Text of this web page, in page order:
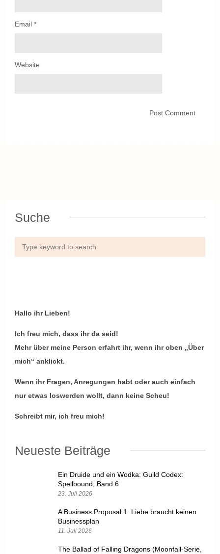
Email *
Website
Suche
Hallo ihr Lieben!
Ich freu mich, dass ihr da seid!
Mehr über meine Person erfahrt ihr, wenn ihr oben „Über
mich“ anklickt.
Wenn ihr Fragen, Anregungen habt oder auch einfach
nur etwas loswerden wollt, dann keine Scheu!
Schreibt mir, ich freu mich!
Neueste Beiträge
Ein Druide und ein Wodka: Guild Codex:
Spellbound, Band 6
23. Juli 2026
A Business Proposal 1: Liebe braucht keinen
Businessplan
11. Juli 2026
The Ballad of Falling Dragons (Moonfall-Serie,